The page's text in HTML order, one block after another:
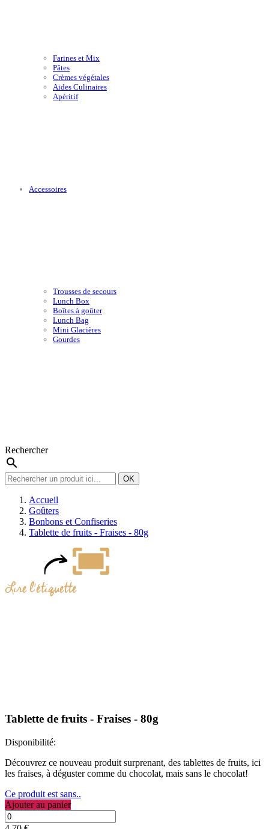
Farines et Mix
Pâtes
Crèmes végétales
Aides Culinaires
Apéritif
Accessoires
Trousses de secours
Lunch Box
Boîtes à goûter
Lunch Bag
Mini Glacières
Gourdes
Rechercher
search
OK
Accueil
Goûters
Bonbons et Confiseries
Tablette de fruits - Fraises - 80g
Tablette de fruits - Fraises - 80g
Disponibilité:
Découvrez ce nouveau produit surprenant, des tablettes de fruits, ici
les fraises, à déguster comme du chocolat, mais sans le chocolat!
Ce produit est sans..
Ajouter au panier